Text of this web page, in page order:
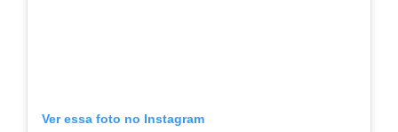
Ver essa foto no Instagram